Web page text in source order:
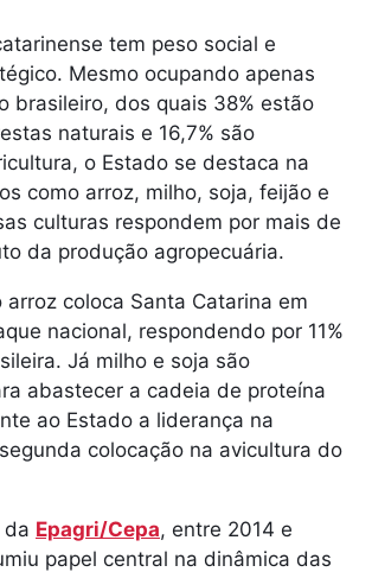
tem peso social e
Mesmo ocupando apenas
brasileiro, dos quais 38% estão
naturais e 16,7% são
o Estado se destaca na
como arroz, milho, soja, feijão e
culturas respondem por mais de
da produção agropecuária.
arroz coloca Santa Catarina em
nacional, respondendo por 11%
Já milho e soja são
abastecer a cadeia de proteína
ao Estado a liderança na
colocação na avicultura do
da Epagri/Cepa, entre 2014 e
papel central na dinâmica das